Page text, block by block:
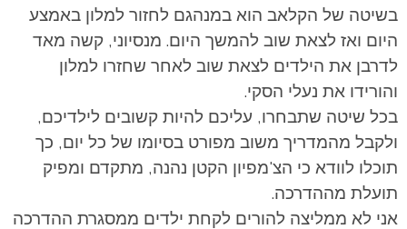
בשיטה של הקלאב הוא במנהגם לחזור למלון באמצע
היום ואז לצאת שוב להמשך היום. מנסיוני, קשה מאד
לדרבן את הילדים לצאת שוב לאחר שחזרו למלון
והורידו את נעלי הסקי.
בכל שיטה שתבחרו, עליכם להיות קשובים לילדיכם,
ולקבל מהמדריך משוב מפורט בסיומו של כל יום, כך
תוכלו לוודא כי הצ'מפיון הקטן נהנה, מתקדם ומפיק
תועלת מההדרכה.
אני לא ממליצה להורים לקחת ילדים ממסגרת ההדרכה